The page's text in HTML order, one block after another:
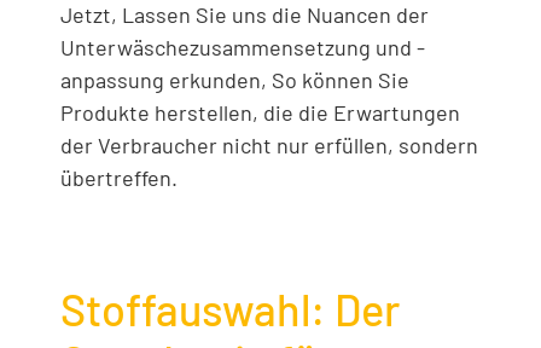
Jetzt, Lassen Sie uns die Nuancen der
Unterwäschezusammensetzung und -
anpassung erkunden, So können Sie
Produkte herstellen, die die Erwartungen
der Verbraucher nicht nur erfüllen, sondern
übertreffen.
Stoffauswahl: Der